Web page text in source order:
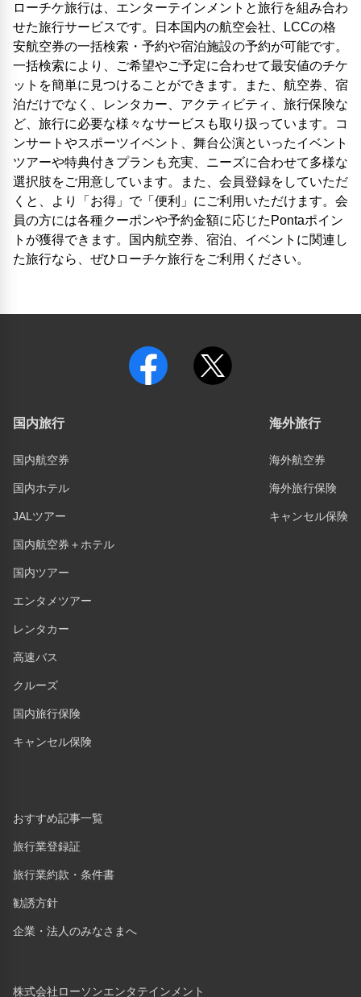
ローチケ旅行は、エンターテインメントと旅行を組み合わ
せた旅行サービスです。日本国内の航空会社、LCCの格
安航空券の一括検索・予約や宿泊施設の予約が可能です。
一括検索により、ご希望やご予定に合わせて最安値のチケ
ットを簡単に見つけることができます。また、航空券、宿
泊だけでなく、レンタカー、アクティビティ、旅行保険な
ど、旅行に必要な様々なサービスも取り扱っています。コ
ンサートやスポーツイベント、舞台公演といったイベント
ツアーや特典付きプランも充実、ニーズに合わせて多様な
選択肢をご用意しています。また、会員登録をしていただ
くと、より「お得」で「便利」にご利用いただけます。会
員の方には各種クーポンや予約金額に応じたPontaポイン
トが獲得できます。国内航空券、宿泊、イベントに関連し
た旅行なら、ぜひローチケ旅行をご利用ください。
国内旅行
国内航空券
国内ホテル
JALツアー
国内航空券＋ホテル
国内ツアー
エンタメツアー
レンタカー
高速バス
クルーズ
国内旅行保険
キャンセル保険
おすすめ記事一覧
旅行業登録証
旅行業約款・条件書
勧誘方針
企業・法人のみなさまへ
株式会社ローソンエンタテインメント
海外旅行
海外航空券
海外旅行保険
キャンセル保険